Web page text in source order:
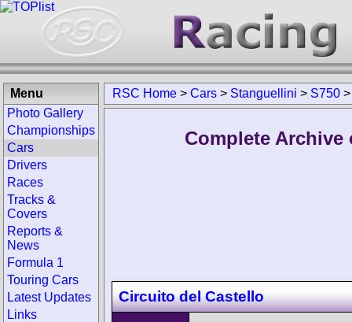
RSC Home > Cars > Stanguellini > S750 >
Complete Archive
Circuito del Castello
Menu
Photo Gallery
Championships
Cars
Drivers
Races
Tracks &
Covers
Reports &
News
Formula 1
Touring Cars
Latest Updates
Links